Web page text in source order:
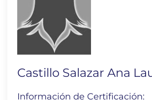
Castillo Salazar Ana
Información de Certificación: